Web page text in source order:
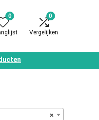
0 0
Vergelijken
×